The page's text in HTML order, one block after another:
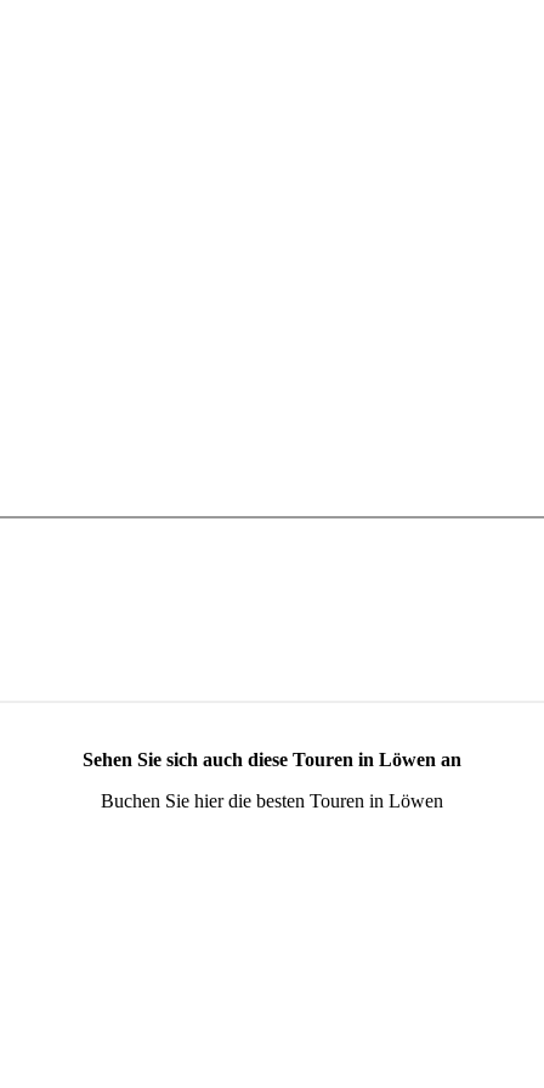
Sehen Sie sich auch diese Touren in Löwen an
Buchen Sie hier die besten Touren in Löwen